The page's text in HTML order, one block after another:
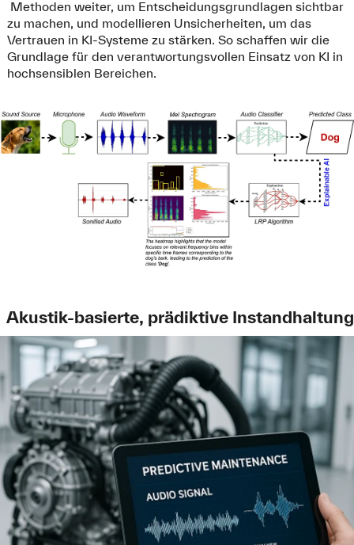
Methoden weiter, um Entscheidungsgrundlagen sichtbar
zu machen, und modellieren Unsicherheiten, um das
Vertrauen in KI-Systeme zu stärken. So schaffen wir die
Grundlage für den verantwortungsvollen Einsatz von KI in
hochsensiblen Bereichen.
Akustik-basierte, prädiktive Instandhaltung